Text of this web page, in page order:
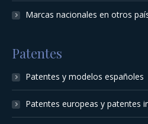
Marcas nacionales en otros
Patentes
Patentes y modelos españoles
Patentes europeas y patentes